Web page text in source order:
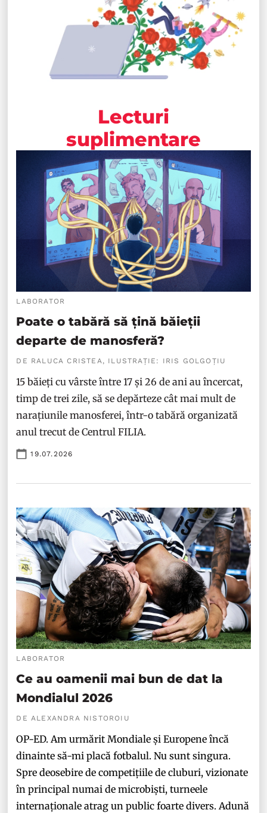
Lecturi
suplimentare
LABORATOR
Poate o tabără să țină băieții
departe de manosferă?
DE RALUCA CRISTEA, ILUSTRAȚIE: IRIS GOLGOȚIU
15 băieți cu vârste între 17 și 26 de ani au încercat,
timp de trei zile, să se depărteze cât mai mult de
narațiunile manosferei, într-o tabără organizată
anul trecut de Centrul FILIA.
19.07.2026
LABORATOR
Ce au oamenii mai bun de dat la
Mondialul 2026
DE ALEXANDRA NISTOROIU
OP-ED. Am urmărit Mondiale și Europene încă
dinainte să-mi placă fotbalul. Nu sunt singura.
Spre deosebire de competițiile de cluburi, vizionate
în principal numai de microbiști, turneele
internaționale atrag un public foarte divers. Adună